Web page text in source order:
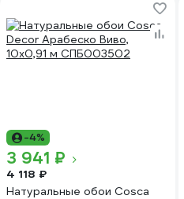
-4%
3 941 ₽
4 118 ₽
Натуральные обои Cosca